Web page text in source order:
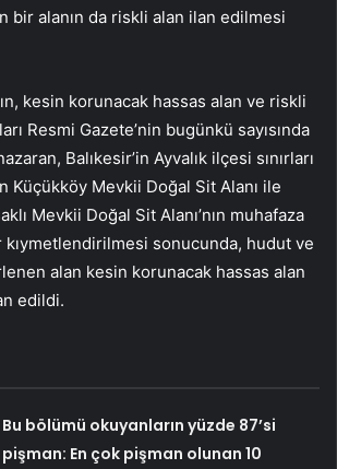
bir alanın da riskli alan ilan edilmesi
kesin korunacak hassas alan ve riskli
Resmi Gazete’nin bugünkü sayısında
Balıkesir’in Ayvalık ilçesi sınırları
Küçükköy Mevkii Doğal Sit Alanı ile
Mevkii Doğal Sit Alanı’nın muhafaza
sonucunda, hudut ve
alan kesin korunacak hassas alan
edildi.
Bu bölümü okuyanların yüzde 87’si
pişman: En çok pişman olunan 10